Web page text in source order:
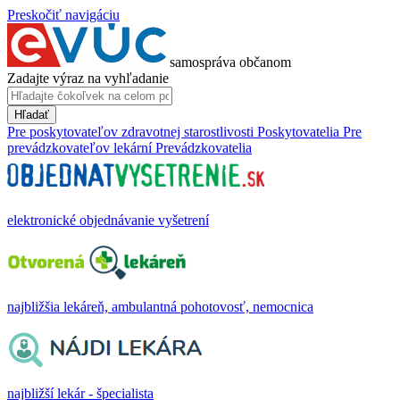
Preskočiť navigáciu
samospráva občanom
Zadajte výraz na vyhľadanie
Hľadať
Pre poskytovateľov zdravotnej starostlivosti Poskytovatelia Pre
prevádzkovateľov lekární Prevádzkovatelia
elektronické objednávanie vyšetrení
najbližšia lekáreň, ambulantná pohotovosť, nemocnica
najbližší lekár - špecialista